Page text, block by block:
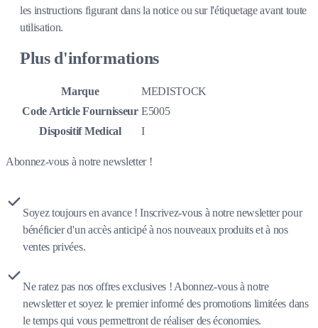
les instructions figurant dans la notice ou sur l'étiquetage avant toute
utilisation.
Plus d'informations
Marque
MEDISTOCK
Code Article Fournisseur E5005
Dispositif Medical
I
Abonnez-vous à notre newsletter !
Soyez toujours en avance ! Inscrivez-vous à notre newsletter pour
bénéficier d'un accès anticipé à nos nouveaux produits et à nos
ventes privées.
Ne ratez pas nos offres exclusives ! Abonnez-vous à notre
newsletter et soyez le premier informé des promotions limitées dans
le temps qui vous permettront de réaliser des économies.